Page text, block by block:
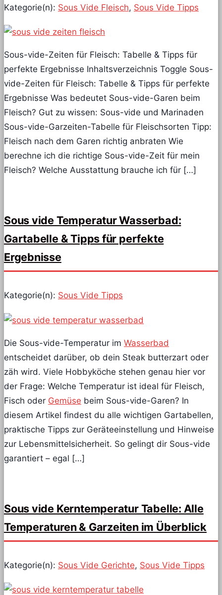
Kategorie(n): Sous Vide Fleisch, Sous Vide Tipps
Sous-vide-Zeiten für Fleisch: Tabelle & Tipps für
perfekte Ergebnisse Inhaltsverzeichnis Toggle Sous-
vide-Zeiten für Fleisch: Tabelle & Tipps für perfekte
Ergebnisse Was bedeutet Sous-vide-Garen beim
Fleisch? Gut zu wissen: Sous-vide und Marinaden
Sous-vide-Garzeiten-Tabelle für Fleischsorten Tipp:
Fleisch nach dem Garen richtig anbraten Wie
berechne ich die richtige Sous-vide-Zeit für mein
Fleisch? Welche Ausstattung brauche ich für […]
Sous vide Temperatur Wasserbad:
Gartabelle & Tipps für perfekte
Ergebnisse
Kategorie(n): Sous Vide Tipps
Die Sous-vide-Temperatur im Wasserbad
entscheidet darüber, ob dein Steak butterzart oder
zäh wird. Viele Hobbyköche stehen genau hier vor
der Frage: Welche Temperatur ist ideal für Fleisch,
Fisch oder Gemüse beim Sous-vide-Garen? In
diesem Artikel findest du alle wichtigen Gartabellen,
praktische Tipps zur Geräteeinstellung und Hinweise
zur Lebensmittelsicherheit. So gelingt dir Sous-vide
garantiert – egal […]
Sous vide Kerntemperatur Tabelle: Alle
Temperaturen & Garzeiten im Überblick
Kategorie(n): Sous Vide Gerichte, Sous Vide Tipps